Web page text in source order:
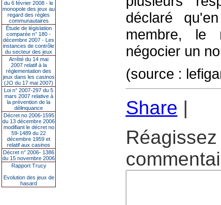
du 6 février 2008 - le
monopole des jeux au
regard des règles
communautaires
Étude de législation
comparée n° 180 -
décembre 2007 - Les
instances de contrôle
du secteur des jeux
Arrêté du 14 mai
2007 relatif à la
réglementation des
jeux dans les casinos
(JO du 17 mai 2007)
Loi n° 2007-297 du 5
mars 2007 relative à
la prévention de la
délinquance
Décret no 2006-1595
du 13 décembre 2006
modifiant le décret no
59-1489 du 22
décembre 1959 et
relatif aux casinos
Décret n° 2006- 1386
du 15 novembre 2006
Rapport Trucy
Evolution des jeux de
hasard
déclaré
membre, le
négocier un
(source :
Share |